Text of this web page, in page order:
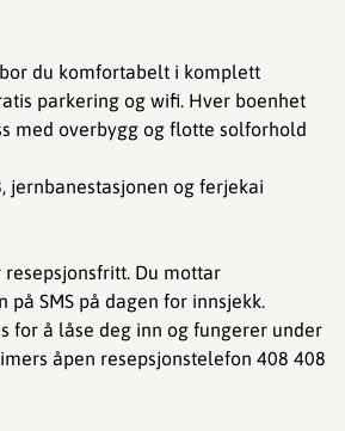
du komfortabelt i komplett
parkering og wifi. Hver boenhet
med overbygg og flotte solforhold
jernbanestasjonen og ferjekai
Du mottar
på SMS på dagen for innsjekk.
for å låse deg inn og fungerer under
åpen resepsjonstelefon 408 408